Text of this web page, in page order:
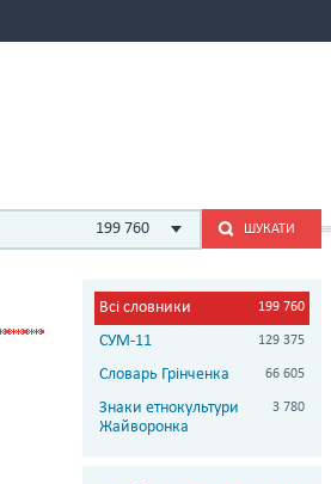
199 760 ШУКАТИ
Всі словники 199 760
СУМ-11 129 375
Словарь Грінченка 66 605
Знаки етнокультури
Жайворонка
3 780